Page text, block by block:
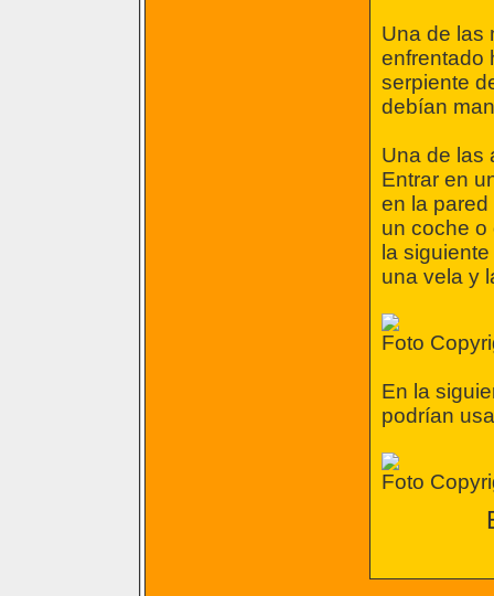
Una de las
enfrentado
serpiente
debían
Una de las
Entrar en
en la
un coche o
la
una vela y
Foto
En la
podrían
Foto